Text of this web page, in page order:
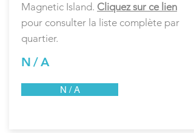
Magnetic Island. Cliquez sur ce lien
pour consulter la liste complète par
quartier.
N / A
N / A